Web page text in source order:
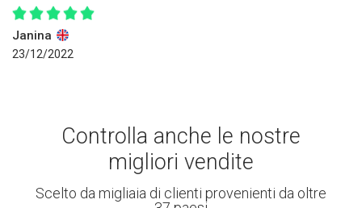
Janina
23/12/2022
Controlla anche le nostre
migliori vendite
Scelto da migliaia di clienti provenienti da oltre